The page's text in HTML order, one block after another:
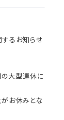
るお知らせ
大型連休に
お休みとな